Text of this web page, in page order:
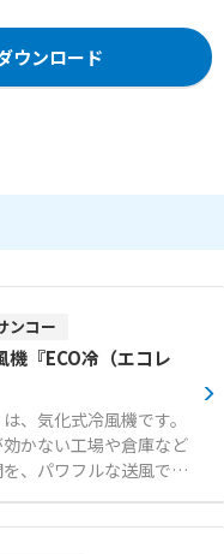
ウンロード
ンコー
機『ECO冷（エコレ
は、気化式冷風機です。
かない工場や倉庫など
、パワフルな送風で快
対策製品です。 スポッ
ような排熱ダクトがな